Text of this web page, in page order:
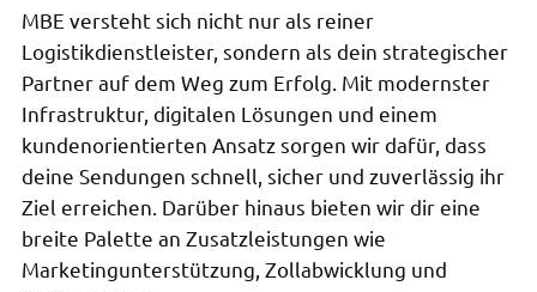
MBE versteht sich nicht nur als reiner
Logistikdienstleister, sondern als dein strategischer
Partner auf dem Weg zum Erfolg. Mit modernster
Infrastruktur, digitalen Lösungen und einem
kundenorientierten Ansatz sorgen wir dafür, dass
deine Sendungen schnell, sicher und zuverlässig ihr
Ziel erreichen. Darüber hinaus bieten wir dir eine
breite Palette an Zusatzleistungen wie
Marketingunterstützung, Zollabwicklung und